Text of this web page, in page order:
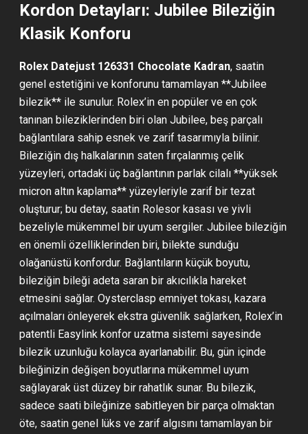
Kordon Detayları: Jubilee Bileziğin
Klasik Konforu
Rolex Datejust 126331 Chocolate Kadran, saatin
genel estetiğini ve konforunu tamamlayan **Jubilee
bilezik** ile sunulur. Rolex’in en popüler ve en çok
tanınan bileziklerinden biri olan Jubilee, beş parçalı
bağlantılara sahip esnek ve zarif tasarımıyla bilinir.
Bileziğin dış halkalarının saten fırçalanmış çelik
yüzeyleri, ortadaki üç bağlantının parlak cilalı **yüksek
micron altın kaplama** yüzeyleriyle zarif bir tezat
oluşturur; bu detay, saatin Rolesor kasası ve yivli
bezeliyle mükemmel bir uyum sergiler. Jubilee bileziğin
en önemli özelliklerinden biri, bilekte sunduğu
olağanüstü konfordur. Bağlantıların küçük boyutu,
bileziğin bileği adeta saran bir akıcılıkla hareket
etmesini sağlar. Oysterclasp emniyet tokası, kazara
açılmaları önleyerek ekstra güvenlik sağlarken, Rolex’in
patentli Easylink konfor uzatma sistemi sayesinde
bilezik uzunluğu kolayca ayarlanabilir. Bu, gün içinde
bileğinizin değişen boyutlarına mükemmel uyum
sağlayarak üst düzey bir rahatlık sunar. Bu bilezik,
sadece saati bileğinize sabitleyen bir parça olmaktan
öte, saatin genel lüks ve zarif algısını tamamlayan bir